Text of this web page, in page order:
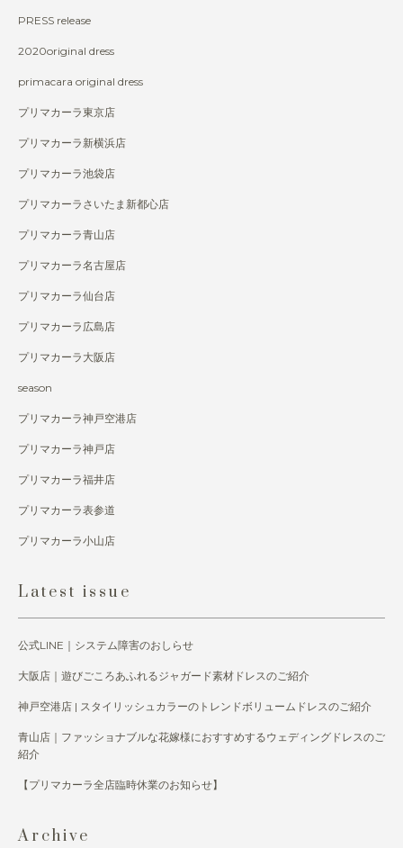
PRESS release
2020original dress
primacara original dress
プリマカーラ東京店
プリマカーラ新横浜店
プリマカーラ池袋店
プリマカーラさいたま新都心店
プリマカーラ青山店
プリマカーラ名古屋店
プリマカーラ仙台店
プリマカーラ広島店
プリマカーラ大阪店
season
プリマカーラ神戸空港店
プリマカーラ神戸店
プリマカーラ福井店
プリマカーラ表参道
プリマカーラ小山店
Latest issue
公式LINE｜システム障害のおしらせ
大阪店｜遊びごころあふれるジャガード素材ドレスのご紹介
神戸空港店 | スタイリッシュカラーのトレンドボリュームドレスのご紹介
青山店｜ファッショナブルな花嫁様におすすめするウェディングドレスのご
紹介
【プリマカーラ全店臨時休業のお知らせ】
Archive